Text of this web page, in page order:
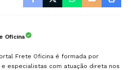
Oficina
Frete Oficina é formada por
especialistas com atuação direta nos